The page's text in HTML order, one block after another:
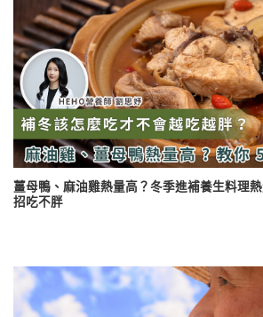
薑母鴨、麻油雞熱量高？冬季進補養生料理
招吃不胖